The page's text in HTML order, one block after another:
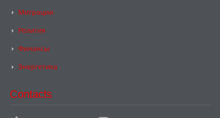
Миграции
Религия
Финансы
Энергетика
Contacts